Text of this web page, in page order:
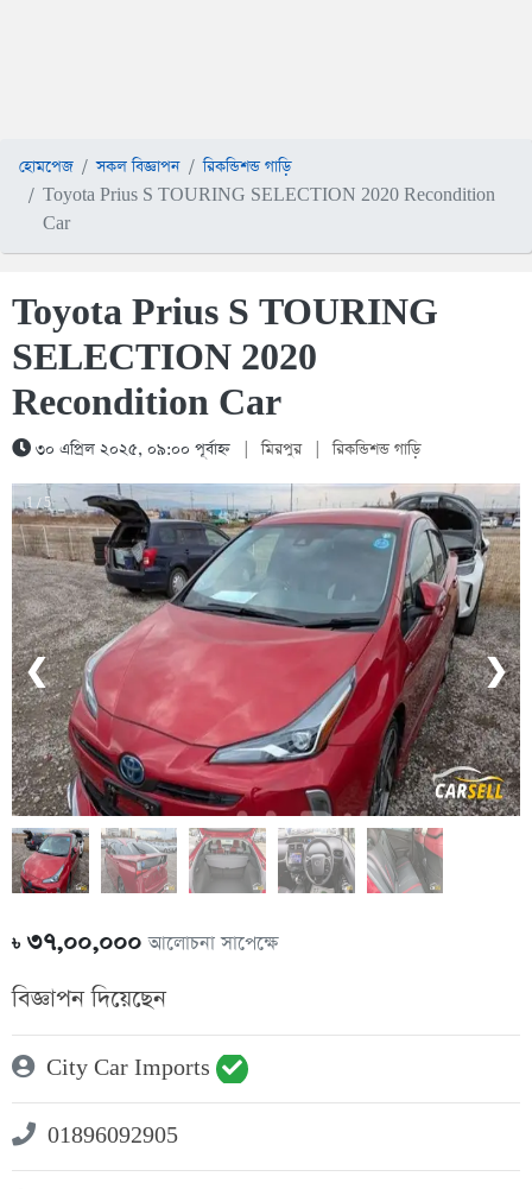
হোমপেজ সকল বিজ্ঞাপন
রিকন্ডিশন্ড গাড়ি
Toyota Prius S TOURING SELECTION 2020 Recondition
Car
Toyota Prius S TOURING
SELECTION 2020
Recondition Car
৩০ এপ্রিল ২০২৫, ০৯:০০ পূর্বাহ্ন মিরপুর রিকন্ডিশন্ড গাড়ি
1 / 5
❮ ❯
৳৩৭,০০,০০০আলোচনা সাপেক্ষে
বিজ্ঞাপন দিয়েছেন
City Car Imports
01896092905